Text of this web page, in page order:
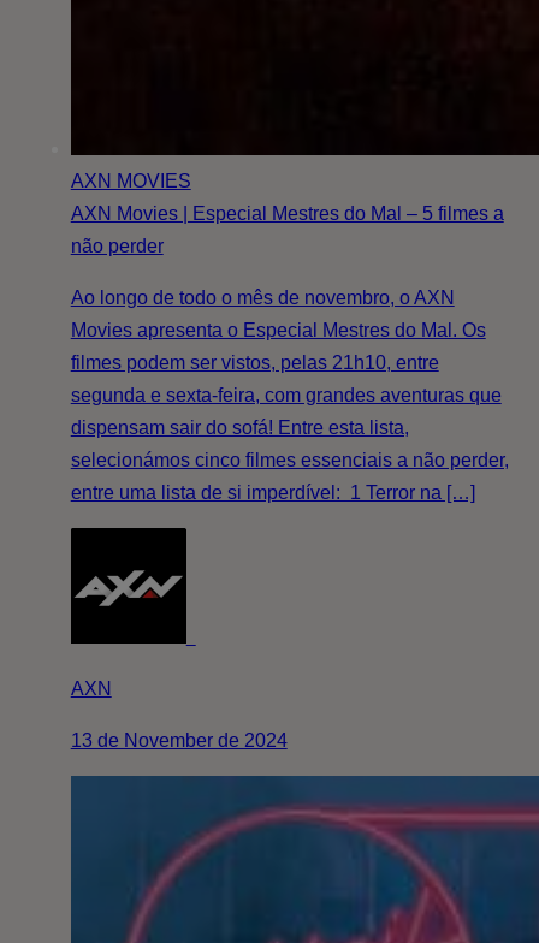
AXN MOVIES
AXN Movies | Especial Mestres do Mal – 5 filmes a
não perder
Ao longo de todo o mês de novembro, o AXN
Movies apresenta o Especial Mestres do Mal. Os
filmes podem ser vistos, pelas 21h10, entre
segunda e sexta-feira, com grandes aventuras que
dispensam sair do sofá! Entre esta lista,
selecionámos cinco filmes essenciais a não perder,
entre uma lista de si imperdível: 1 Terror na […]
AXN
13 de November de 2024